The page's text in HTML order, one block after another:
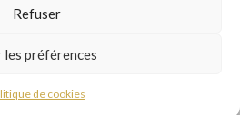
Refuser
les préférences
de cookies
and Developed by